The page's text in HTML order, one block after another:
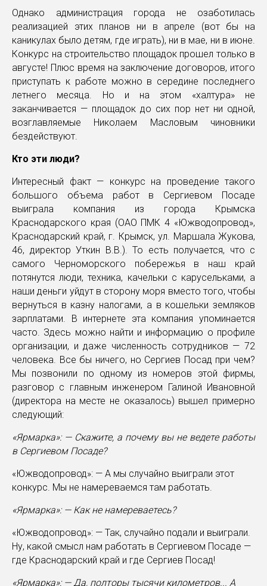
Однако администрация города не озаботилась
реализацией этих планов ни в апреле (вот бы на
каникулах было детям, где играть), ни в мае, ни в июне.
Конкурс на строительство площадок прошел только в
августе! Плюс время на заключение договоров, итого
приступать к работе можно в середине последнего
летнего месяца. Но и на этом «халтура» не
заканчивается — площадок до сих пор нет ни одной,
возглавляемые Николаем Масловым чиновники
бездействуют.
Кто эти люди?
Интересный факт — конкурс на проведение такого
большого объема работ в Сергиевом Посаде
выиграла компания из города Крымска
Краснодарского края (ОАО ПМК 4 «Южводопровод»,
Краснодарский край, г. Крымск, ул. Маршала Жукова,
46, директор Уткин В.В.). То есть получается, что с
самого Черноморского побережья в наш край
потянутся люди, техника, качельки с карусельками, а
наши деньги уйдут в сторону моря вместо того, чтобы
вернуться в казну налогами, а в кошельки земляков
зарплатами. В интернете эта компания упоминается
часто. Здесь можно найти и информацию о профиле
организации, и даже численность сотрудников — 72
человека. Все бы ничего, но Сергиев Посад при чем?
Мы позвонили по одному из номеров этой фирмы,
разговор с главным инженером Галиной Ивановной
(директора на месте не оказалось) вышел примерно
следующий:
«Ярмарка»: — Скажите, а почему вы не ведете работы
в Сергиевом Посаде?
«Южводопровод»: — А мы случайно выиграли этот
конкурс. Мы не намереваемся там работать.
«Ярмарка»: — Как не намереваетесь?
«Южводопровод»: — Так, случайно подали и выиграли.
Ну, какой смысл нам работать в Сергиевом Посаде —
где Краснодарский край и где Сергиев Посад!
«Ярмарка»: — Да, полторы тысячи километров... А